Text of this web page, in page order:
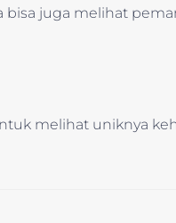
bisa juga melihat
melihat uniknya